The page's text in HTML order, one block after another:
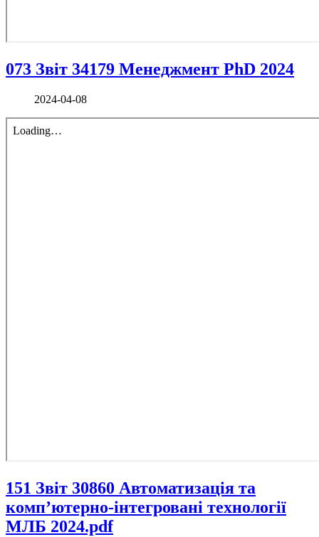
073 Звіт 34179 Менеджмент PhD 2024
2024-04-08
151 Звіт 30860 Автоматизація та
комп’ютерно-інтегровані технології
МЛБ 2024.pdf